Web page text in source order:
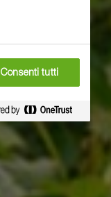
Consenti tutti